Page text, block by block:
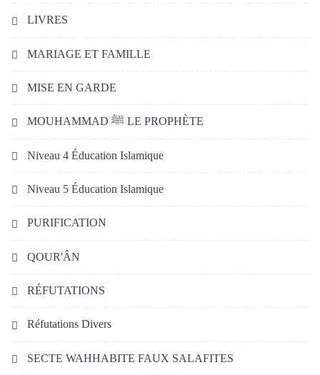
LIVRES
MARIAGE ET FAMILLE
MISE EN GARDE
MOUHAMMAD ﷺ LE PROPHÈTE
Niveau 4 Éducation Islamique
Niveau 5 Éducation Islamique
PURIFICATION
QOUR'ÂN
RÉFUTATIONS
Réfutations Divers
SECTE WAHHABITE FAUX SALAFITES